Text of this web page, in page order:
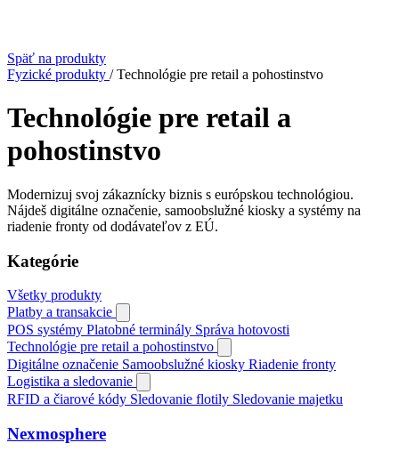
Späť na produkty
Fyzické produkty / Technológie pre retail a pohostinstvo
Technológie pre retail a
pohostinstvo
Modernizuj svoj zákaznícky biznis s európskou technológiou.
Nájdeš digitálne označenie, samoobslužné kiosky a systémy na
riadenie fronty od dodávateľov z EÚ.
Kategórie
Všetky produkty
Platby a transakcie
POS systémy Platobné terminály Správa hotovosti
Technológie pre retail a pohostinstvo
Digitálne označenie Samoobslužné kiosky Riadenie fronty
Logistika a sledovanie
RFID a čiarové kódy Sledovanie flotily Sledovanie majetku
Nexmosphere